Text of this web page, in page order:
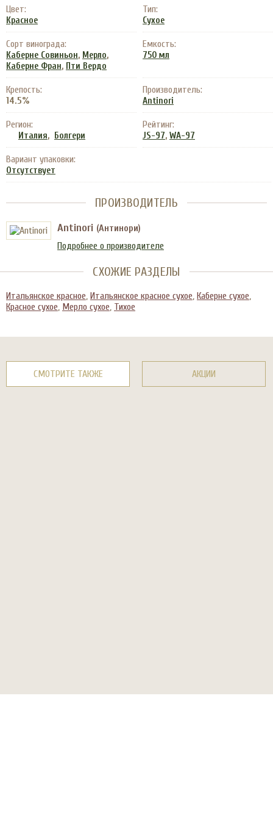
Цвет:
Красное
Тип:
Сухое
Сорт винограда:
Каберне Совиньон, Мерло,
Каберне Фран, Пти Вердо
Емкость:
750 мл
Крепость:
14.5%
Производитель:
Antinori
Регион:
Италия, Болгери
Рейтинг:
JS-97, WA-97
Вариант упаковки:
Отсутствует
ПРОИЗВОДИТЕЛЬ
Antinori (Антинори)
Подробнее о производителе
СХОЖИЕ РАЗДЕЛЫ
Итальянское красное, Итальянское красное сухое, Каберне сухое,
Красное сухое, Мерло сухое, Тихое
СМОТРИТЕ ТАКЖЕ АКЦИИ